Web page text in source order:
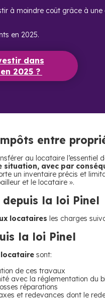
à moindre coût grâce à
en 2025.
dans
2025 ?
entre
au locataire
situation, avec par
un inventaire précis et
et le locataire ».
la loi Pinel
locataires les charges
la loi Pinel
sont:
de ces travaux
avec la réglementation du
réparations
et redevances dont le